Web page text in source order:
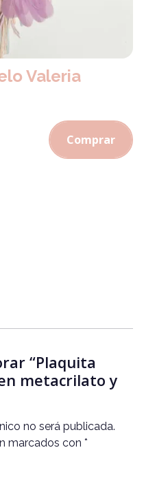
Valeria
Comprar
“Plaquita
metacrilato y
no será publicada.
marcados con *